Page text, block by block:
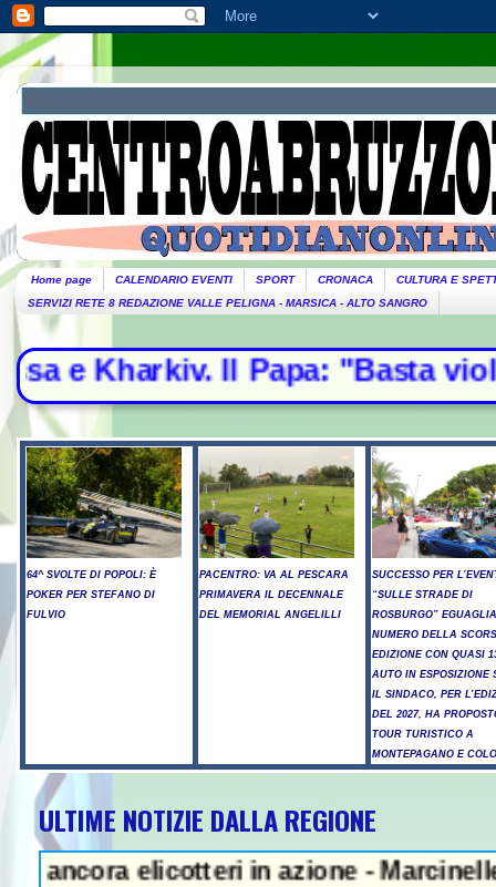
Home page CALENDARIO EVENTI SPORT CRONACA
CULTURA E
SERVIZI RETE 8 REDAZIONE VALLE PELIGNA - MARSICA - ALTO SANGRO
Il Papa: "Basta violenze,
64^ SVOLTE DI POPOLI: È
POKER PER STEFANO DI
FULVIO
PACENTRO: VA AL PESCARA
PRIMAVERA IL DECENNALE
DEL MEMORIAL ANGELILLI
SUCCESSO PER
“SULLE STRADE DI
ROSBURGO”
NUMERO DELLA
EDIZIONE CON QUASI
AUTO IN ESPOSIZIONE
IL SINDACO, PER
DEL 2027, HA
TOUR TURISTICO A
MONTEPAGANO E
ULTIME NOTIZIE DALLA REGIONE
elicotteri in azione - Marcinelle,
- Litiga con i ciclisti e li